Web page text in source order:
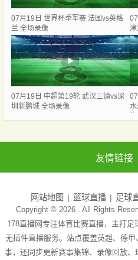
07月19日 世界杯季军赛 法国vs英格
兰 全场录像
07月19日 中超第19轮 武汉三镇vs深
圳新鹏城 全场录像
水
友情链接
网站地图 篮球直播 足球
Copyright © 2026 . All Rights
178直播网专注体育比赛直播，主打
无插件直播服务。站点覆盖英超、德
事，还同步更新赛事集锦、录像回放